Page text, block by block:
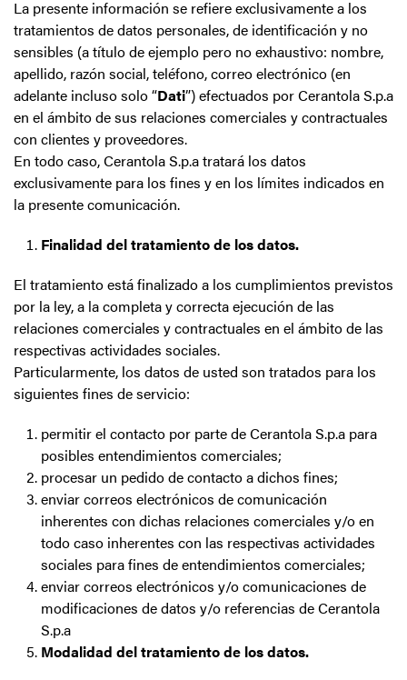
La presente información se refiere exclusivamente a los
tratamientos de datos personales, de identificación y no
sensibles (a título de ejemplo pero no exhaustivo: nombre,
apellido, razón social, teléfono, correo electrónico (en
adelante incluso solo “Dati”) efectuados por Cerantola S.p.a
en el ámbito de sus relaciones comerciales y contractuales
con clientes y proveedores.
En todo caso, Cerantola S.p.a tratará los datos
exclusivamente para los fines y en los límites indicados en
la presente comunicación.
Finalidad del tratamiento de los datos.
El tratamiento está finalizado a los cumplimientos previstos
por la ley, a la completa y correcta ejecución de las
relaciones comerciales y contractuales en el ámbito de las
respectivas actividades sociales.
Particularmente, los datos de usted son tratados para los
siguientes fines de servicio:
permitir el contacto por parte de Cerantola S.p.a para
posibles entendimientos comerciales;
procesar un pedido de contacto a dichos fines;
enviar correos electrónicos de comunicación
inherentes con dichas relaciones comerciales y/o en
todo caso inherentes con las respectivas actividades
sociales para fines de entendimientos comerciales;
enviar correos electrónicos y/o comunicaciones de
modificaciones de datos y/o referencias de Cerantola
S.p.a
Modalidad del tratamiento de los datos.